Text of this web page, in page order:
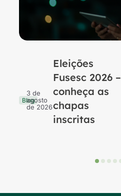
Blog
3 de
agosto
de 2026
Eleições
Fusesc 2026 –
conheça as
chapas
inscritas